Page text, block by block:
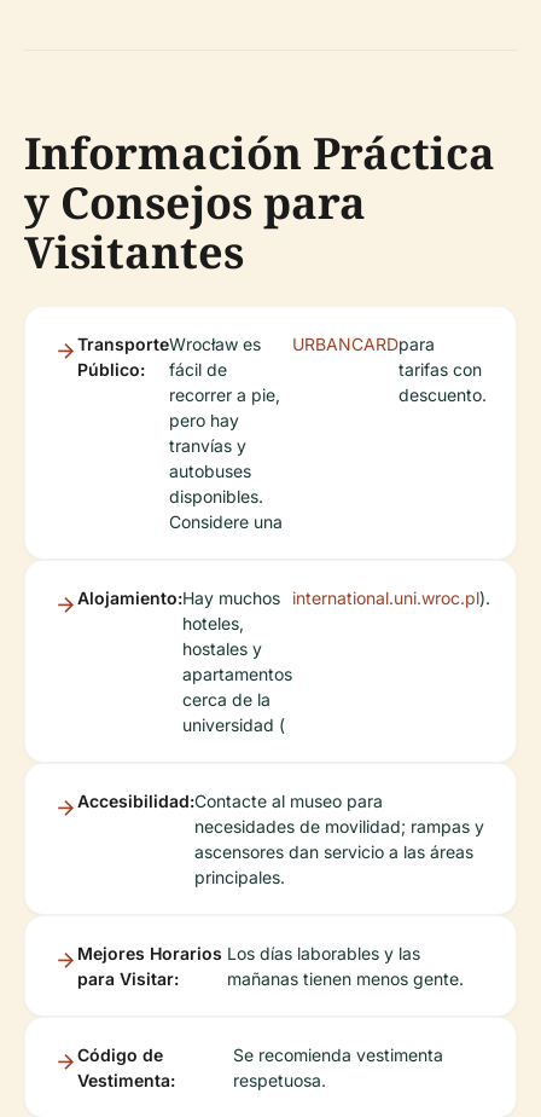
Información Práctica
y Consejos para
Visitantes
Transporte
Público:
Wrocław es
fácil de
recorrer a pie,
pero hay
tranvías y
autobuses
disponibles.
Considere una
URBANCARDpara
tarifas con
descuento.
Alojamiento:Hay muchos
hoteles,
hostales y
apartamentos
cerca de la
universidad (
international.uni.wroc.pl).
Accesibilidad:Contacte al museo para
necesidades de movilidad; rampas y
ascensores dan servicio a las áreas
principales.
Mejores Horarios
para Visitar:
Los días laborables y las
mañanas tienen menos gente.
Código de
Vestimenta:
Se recomienda vestimenta
respetuosa.